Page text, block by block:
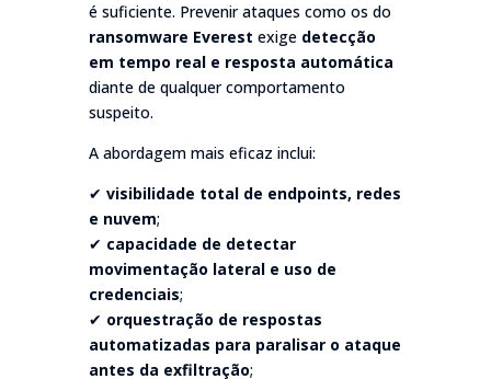
é suficiente. Prevenir ataques como os do
ransomware Everest exige detecção
em tempo real e resposta automática
diante de qualquer comportamento
suspeito.
A abordagem mais eficaz inclui:
✔ visibilidade total de endpoints, redes
e nuvem;
✔ capacidade de detectar
movimentação lateral e uso de
credenciais;
✔ orquestração de respostas
automatizadas para paralisar o ataque
antes da exfiltração;